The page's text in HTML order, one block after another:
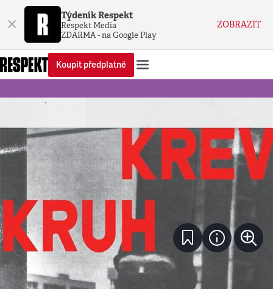
× Týdeník Respekt
Respekt Media
ZDARMA - na Google Play
ZOBRAZIT
Koupit předplatné
Literatura•26. 4. 2026•3 minuty